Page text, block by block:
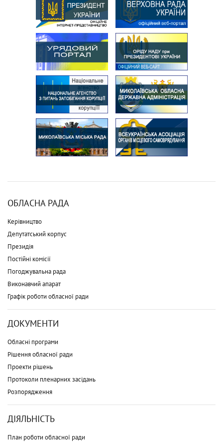
ОБЛАСНА РАДА
Керівництво
Депутатський корпус
Президія
Постійні комісії
Погоджувальна рада
Виконавчий апарат
Графік роботи обласної ради
ДОКУМЕНТИ
Обласні програми
Рішення обласної ради
Проекти рішень
Протоколи пленарних засідань
Розпорядження
ДІЯЛЬНІСТЬ
План роботи обласної ради